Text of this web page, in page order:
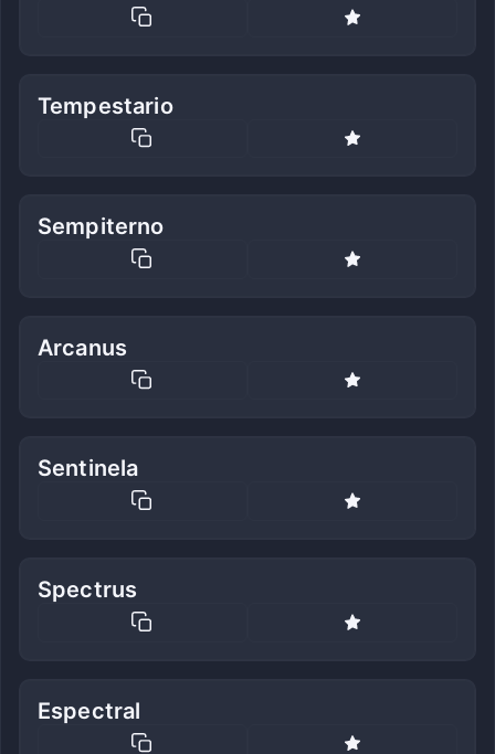
Tempestario
Sempiterno
Arcanus
Sentinela
Spectrus
Espectral